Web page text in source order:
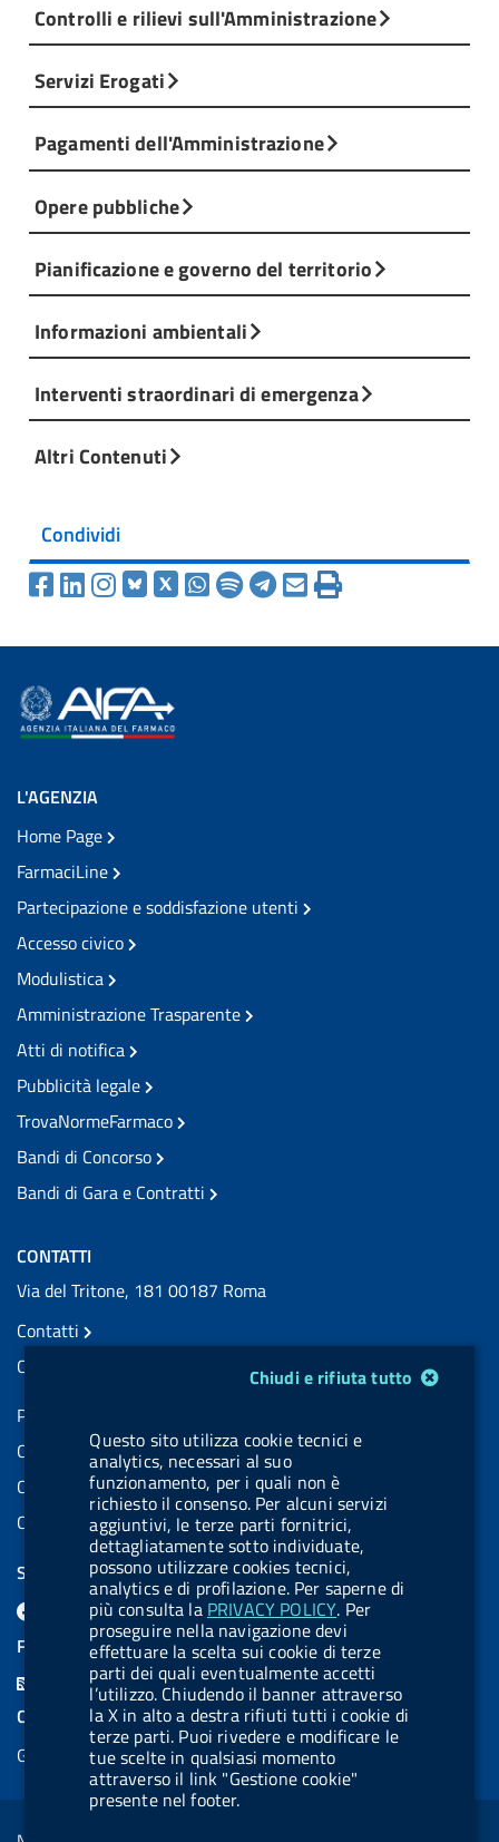
Controlli e rilievi sull'Amministrazione
Servizi Erogati
Pagamenti dell'Amministrazione
Opere pubbliche
Pianificazione e governo del territorio
Informazioni ambientali
Interventi straordinari di emergenza
Altri Contenuti
Condividi
Chiudi e rifiuta tutto
Questo sito utilizza cookie tecnici e
analytics, necessari al suo
funzionamento, per i quali non è
richiesto il consenso. Per alcuni servizi
aggiuntivi, le terze parti fornitrici,
dettagliatamente sotto individuate,
possono utilizzare cookies tecnici,
analytics e di profilazione. Per saperne di
più consulta la PRIVACY POLICY. Per
proseguire nella navigazione devi
effettuare la scelta sui cookie di terze
parti dei quali eventualmente accetti
l’utilizzo. Chiudendo il banner attraverso
la X in alto a destra rifiuti tutti i cookie di
terze parti. Puoi rivedere e modificare le
tue scelte in qualsiasi momento
attraverso il link "Gestione cookie"
presente nel footer.
L'AGENZIA
Home Page
FarmaciLine
Partecipazione e soddisfazione utenti
Accesso civico
Modulistica
Amministrazione Trasparente
Atti di notifica
Pubblicità legale
TrovaNormeFarmaco
Bandi di Concorso
Bandi di Gara e Contratti
CONTATTI
Via del Tritone, 181 00187 Roma
Contatti
Contatti PEC
Partita IVA: 08703841000
Codice Fiscale: 97345810580
Codice IPA AIFA: aifa_rm
Codice IPA UCB: UFE1TR
SEGUICI SU
l
a
b
e
l
.
b
X
B
l
u
e
s
k
y
Y
o
u
t
u
b
e
l
a
b
e
l
.
b
FEED RSS
COOKIES
Gestione cookie
Sezione Link Utili